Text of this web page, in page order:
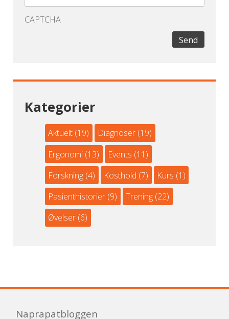
CAPTCHA
Send
Kategorier
Aktuelt (19) Diagnoser (19)
Ergonomi (13) Events (11)
Forskning (4) Kosthold (7) Kurs (1)
Pasienthistorier (9) Trening (22)
Øvelser (6)
Naprapatbloggen